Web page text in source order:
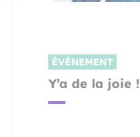
ÉVÈNEMENT
Y’a de la joie !